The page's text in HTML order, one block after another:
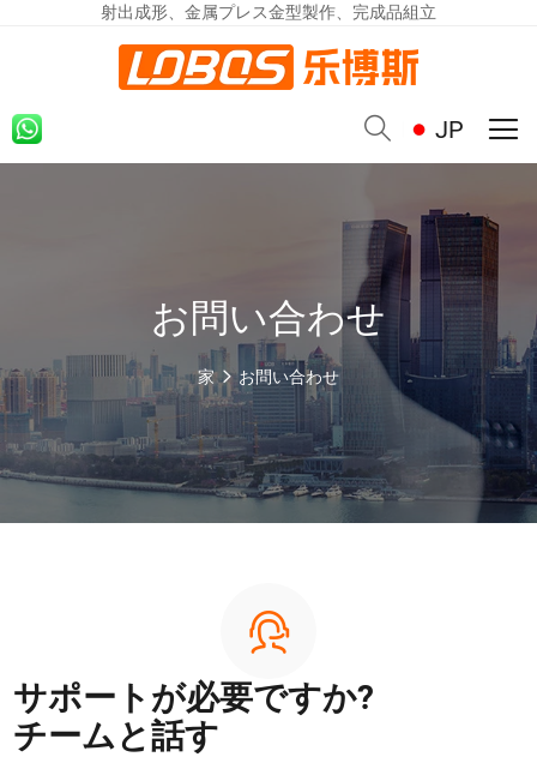
射出成形、金属プレス金型製作、完成品組立
JP
お問い合わせ
家 お問い合わせ
サポートが必要ですか?
チームと話す